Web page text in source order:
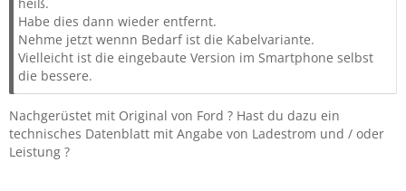
Habe dies dann wieder entfernt.
Nehme jetzt wennn Bedarf ist die Kabelvariante.
Vielleicht ist die eingebaute Version im Smartphone selbst
die bessere.
Nachgerüstet mit Original von Ford ? Hast du dazu ein
technisches Datenblatt mit Angabe von Ladestrom und / oder
Leistung ?